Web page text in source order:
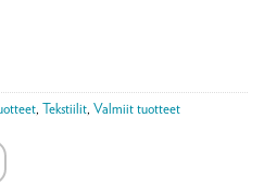
, Tekstiilit, Valmiit tuotteet